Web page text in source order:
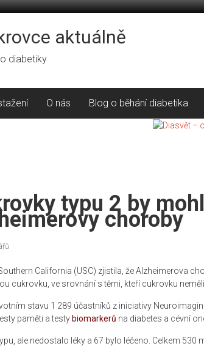
aktuálně
diabetiky
O nás Blog o běhání diabetika
typu 2 by
choroby
California (USC) zjistila, že Alzheimerova
cukrovku, ve srovnání s těmi, kteří cukrovku neměli.
stavu 1 289 účastníků z iniciativy
paměti a testy biomarkerů na diabetes a cévní
ale nedostalo léky a 67 bylo léčeno. Celkem 530